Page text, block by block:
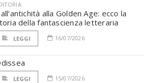
alla Golden Age: ecco la
della fantascienza letteraria
LEGGI 16/07/2026
LEGGI 15/07/2026